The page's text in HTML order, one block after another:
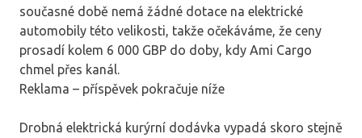
současné době nemá žádné dotace na elektrické
automobily této velikosti, takže očekáváme, že ceny
prosadí kolem 6 000 GBP do doby, kdy Ami Cargo
chmel přes kanál.
Reklama – příspěvek pokračuje níže
Drobná elektrická kurýrní dodávka vypadá skoro stejně